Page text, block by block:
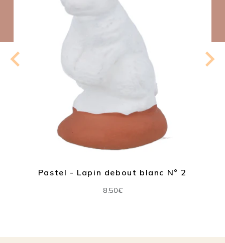
Pastel - Lapin debout blanc N° 2
8.50€